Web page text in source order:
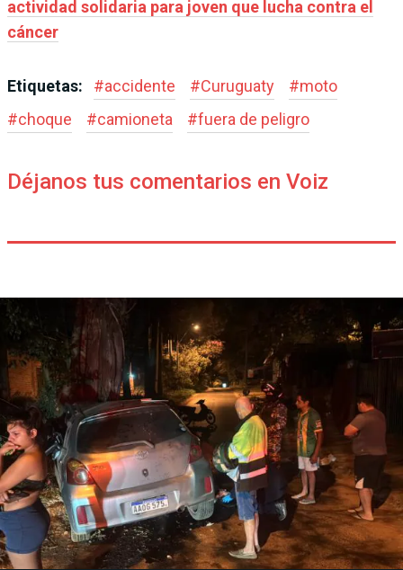
actividad solidaria para joven que lucha contra el
cáncer
Etiquetas: #accidente #Curuguaty #moto
#choque #camioneta #fuera de peligro
Déjanos tus comentarios en Voiz